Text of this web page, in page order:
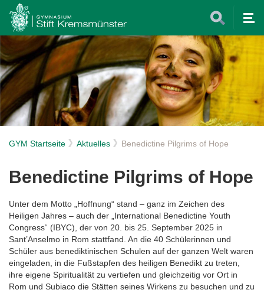
GYM Startseite Aktuelles Benedictine Pilgrims of Hope
Benedictine Pilgrims of Hope
Unter dem Motto „Hoffnung“ stand – ganz im Zeichen des
Heiligen Jahres – auch der „International Benedictine Youth
Congress“ (IBYC), der von 20. bis 25. September 2025 in
Sant’Anselmo in Rom stattfand. An die 40 Schülerinnen und
Schüler aus benediktinischen Schulen auf der ganzen Welt waren
eingeladen, in die Fußstapfen des heiligen Benedikt zu treten,
ihre eigene Spiritualität zu vertiefen und gleichzeitig vor Ort in
Rom und Subiaco die Stätten seines Wirkens zu besuchen und zu